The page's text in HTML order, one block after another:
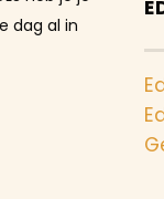
dag al in